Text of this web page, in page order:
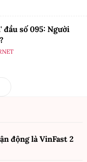
số 095: Người
động là VinFast 2